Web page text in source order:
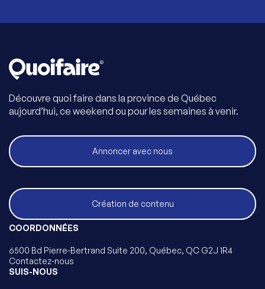
Découvre quoi faire dans la province de Québec
aujourd’hui, ce weekend ou pour les semaines à venir.
Annoncer avec nous
Création de contenu
COORDONNÉES
6500 Bd Pierre-Bertrand Suite 200, Québec, QC G2J 1R4
Contactez-nous
SUIS-NOUS